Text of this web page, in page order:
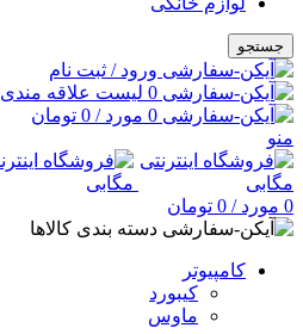
جستجو
ورود / ثبت نام
0 لیست علاقه مندی
0 مورد/
0 تومان
منو
0 مورد/
0 تومان
دسته بندی کالاها
کامپیوتر
کیبورد
ماوس